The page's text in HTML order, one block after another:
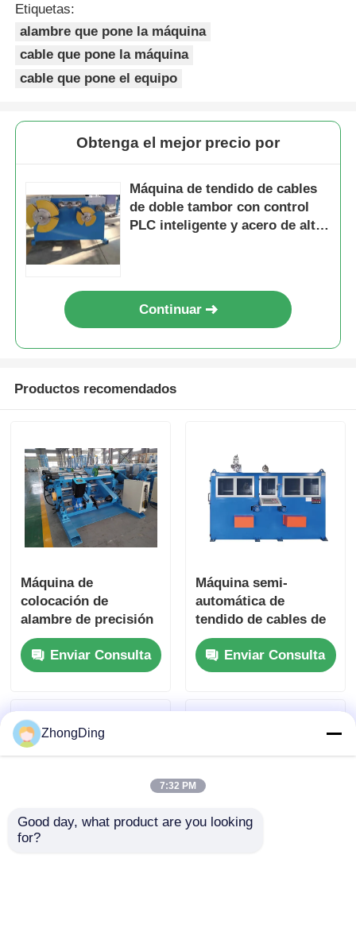
Etiquetas:
alambre que pone la máquina
cable que pone la máquina
cable que pone el equipo
Obtenga el mejor precio por
Máquina de tendido de cables
de doble tambor con control
PLC inteligente y acero de alta
Continuar
Productos recomendados
Máquina de
colocación de
alambre de precisión
de 1600 mm de
diámetro de carrete
con velocidad de
m/min
Enviar Consulta
Máquina semi-
automática de
tendido de cables de
doble tambor 220V
380V con control PLC
Enviar Consulta
ZhongDing
7:32 PM
Good day, what product are you looking
for?